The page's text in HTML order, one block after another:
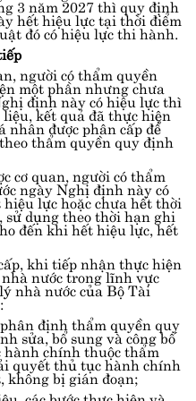
3 năm 2027 thì quy định
hết hiệu lực tại thời điểm
đó có hiệu lực thi hành.
người có thẩm quyền
một phần nhưng chưa
định này có hiệu lực thì
liệu, kết quả đã thực hiện
nhân được phân cấp để
thẩm quyền quy định
cơ quan, người có thẩm
ngày Nghị định này có
lực hoặc chưa hết thời
dụng theo thời hạn ghi
đến khi hết hiệu lực, hết
khi tiếp nhận thực hiện
nước trong lĩnh vực
nhà nước của Bộ Tài
định thẩm quyền quy
sửa, bổ sung và công bố
chính thuộc thẩm
quyết thủ tục hành chính
không bị gián đoạn;